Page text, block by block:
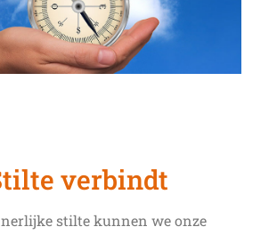
verbindt
stilte kunnen we onze